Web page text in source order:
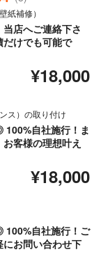
紙補修）
店へご連絡下さ
けでも可能で
¥18,000
ス）の取り付け
自社施行！ま
客様の理想叶え
¥18,000
自社施行！ご
お問い合わせ下